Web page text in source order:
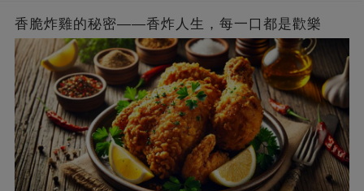
香脆炸雞的秘密——香炸人生，每一口都是歡樂